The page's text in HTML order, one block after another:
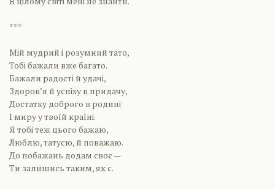
***
Мій мудрий і розумний тато,
Тобі бажали вже багато.
Бажали радості й удачі,
Здоров’я й успіху в придачу,
Достатку доброго в родині
І миру у твоїй країні.
Я тобі теж цього бажаю,
Люблю, татусю, й поважаю.
До побажань додам своє —
Ти залишись таким, як є.